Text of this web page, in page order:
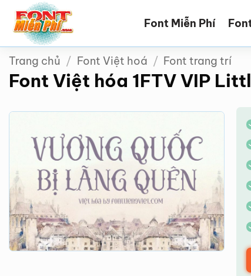
qua
dung
Font Miễn Phí
Trang chủ / Font Việt hoá / Font trang trí
Font Việt hóa 1FTV VIP